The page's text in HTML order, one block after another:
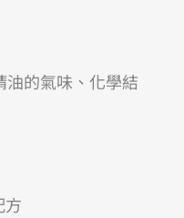
油的氣味、化學結
方